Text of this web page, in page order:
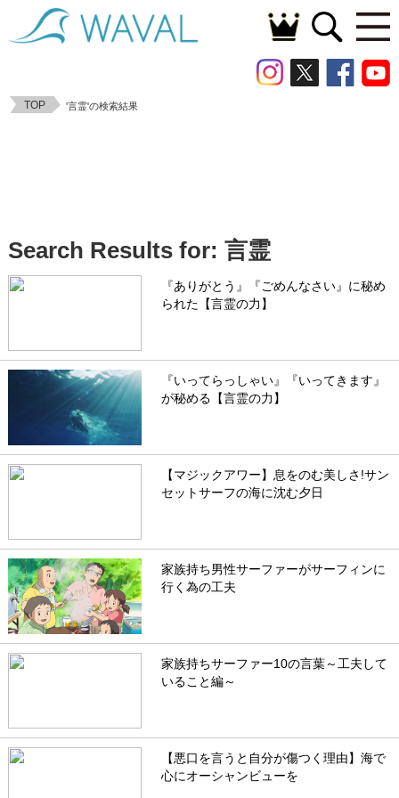
TOP '言霊'の検索結果
Search Results for: 言霊
『ありがとう』『ごめんなさい』に秘め
られた【言霊の力】
『いってらっしゃい』『いってきます』
が秘める【言霊の力】
【マジックアワー】息をのむ美しさ!サン
セットサーフの海に沈む夕日
家族持ち男性サーファーがサーフィンに
行く為の工夫
家族持ちサーファー10の言葉～工夫して
いること編～
【悪口を言うと自分が傷つく理由】海で
心にオーシャンビューを